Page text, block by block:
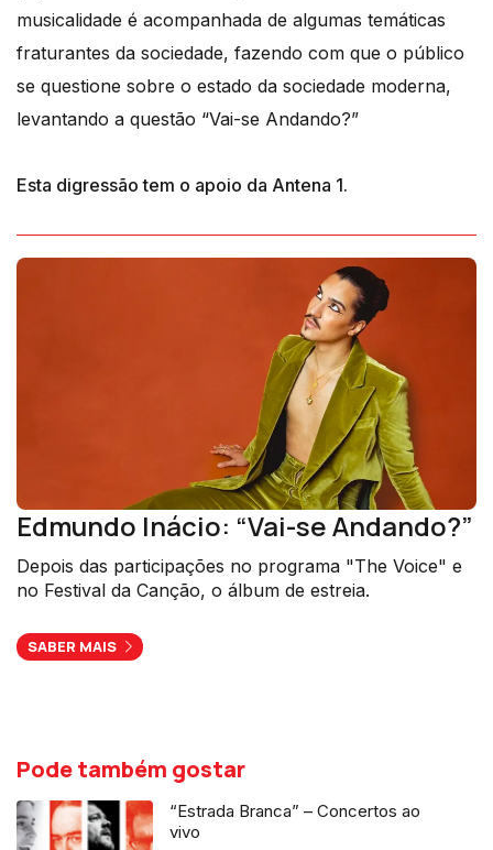
musicalidade é acompanhada de algumas temáticas
fraturantes da sociedade, fazendo com que o público
se questione sobre o estado da sociedade moderna,
levantando a questão “Vai-se Andando?”
Esta digressão tem o apoio da Antena 1.
Edmundo Inácio: “Vai-se Andando?”
Depois das participações no programa "The Voice" e
no Festival da Canção, o álbum de estreia.
SABER MAIS
Pode também gostar
“Estrada Branca” – Concertos ao
vivo